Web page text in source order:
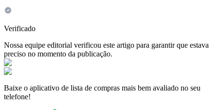
Verificado
Nossa equipe editorial verificou este artigo para garantir que estava
preciso no momento da publicação.
Baixe o aplicativo de lista de compras mais bem avaliado no seu
telefone!